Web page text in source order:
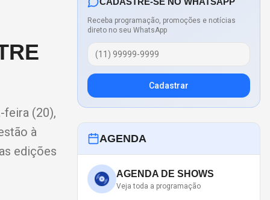
feira (20),
à
edições
Receba programação, promoções e notícias
direto no seu WhatsApp
Cadastrar
AGENDA
AGENDA DE SHOWS
Veja toda a programação